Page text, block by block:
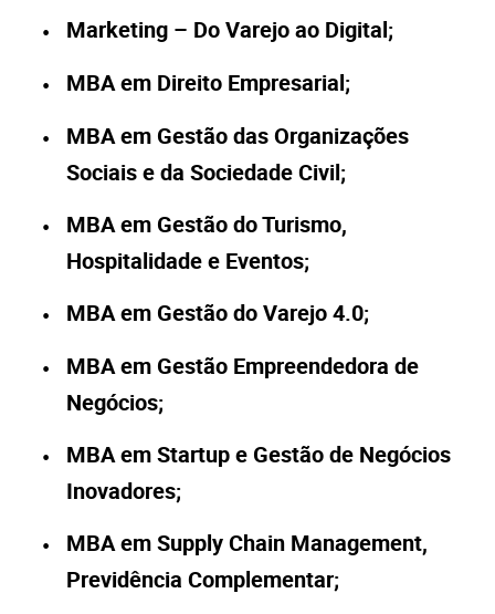
Marketing – Do Varejo ao Digital;
MBA em Direito Empresarial;
MBA em Gestão das Organizações
Sociais e da Sociedade Civil;
MBA em Gestão do Turismo,
Hospitalidade e Eventos;
MBA em Gestão do Varejo 4.0;
MBA em Gestão Empreendedora de
Negócios;
MBA em Startup e Gestão de Negócios
Inovadores;
MBA em Supply Chain Management,
Previdência Complementar;